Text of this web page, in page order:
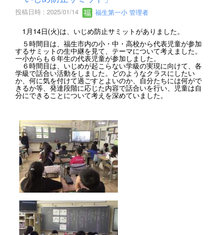
投稿日時 : 2025/01/14 福生第一小 管理者
1月14日(火)は、いじめ防止サミットがありました。
５時間目は、福生市内の小・中・高校から代表児童が参加
するサミットの生中継を見て、テーマについて考えました。
一小からも６年生の代表児童が参加しました。
６時間目は、いじめが起こらない学級の実現に向けて、各
学級で話合い活動をしました。どのようなクラスにしたい
か、何に気を付けて過ごすとよいのか、自分たちには何がで
きるか等、発達段階に応じた内容で話合いを行い、児童は自
分にできることについて考えを深めていました。